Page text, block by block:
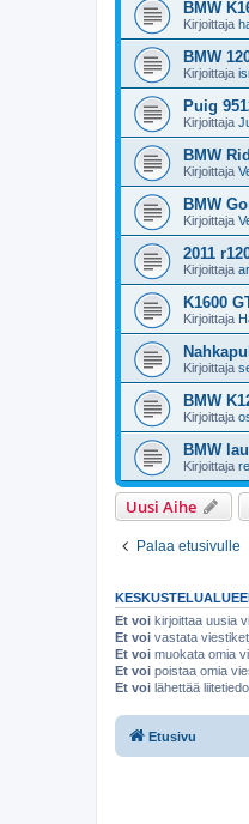
BMW
Kirjoittaja
BMW
Kirjoittaja
Puig
Kirjoittaja
BMW
Kirjoittaja
BMW
Kirjoittaja
2011
Kirjoittaja
K1600
Kirjoittaja
Kirjoittaja
BMW
Kirjoittaja
BMW
Kirjoittaja
Uusi Aihe
Palaa etusivulle
Et voi kirjoittaa uusia
Et voi vastata
Et voi muokata omia
Et voi poistaa omia
Et voi lähettää
Etusivu